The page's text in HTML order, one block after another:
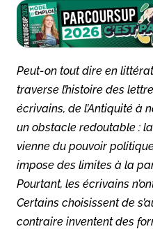
Peut-on tout dire en
traverse l’histoire des
écrivains, de l’Antiquité à
un obstacle redoutable :
vienne du pouvoir
impose des limites à la
Pourtant, les écrivains
Certains choisissent de
contraire inventent des